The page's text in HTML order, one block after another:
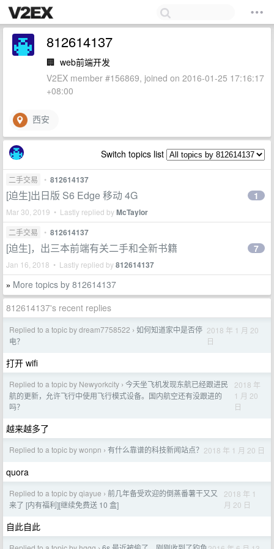
812614137
🏢 web前端开发
V2EX member #156869, joined on 2016-01-25 17:16:17
+08:00
西安
Switch topics list
二手交易 • 812614137
[迫生]出日版 S6 Edge 移动 4G
Mar 30, 2019 • Lastly replied byMcTaylor
1
二手交易 • 812614137
[迫生]，出三本前端有关二手和全新书籍
Jan 16, 2018 • Lastly replied by812614137
7
» More topics by 812614137
812614137's recent replies
Replied to a topic by dream7758522 › 如何知道家中是否停
电？
2018 年 1 月 20
日
打开 wifi
Replied to a topic by Newyorkcity › 今天坐飞机发现东航已经跟进民
航的更新，允许飞行中使用飞行模式设备。国内航空还有没跟进的
吗？
2018 年
1 月 20
日
越来越多了
Replied to a topic by wonpn › 有什么靠谱的科技新闻站点？ 2018 年 1 月 20 日
quora
Replied to a topic by qiayue › 前几年备受欢迎的倒蒸番薯干又又
来了 [内有福利][继续免费送 10 盒]
2018 年 1
月 20 日
自此自此